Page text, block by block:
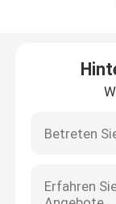
Sonstige
Cash-